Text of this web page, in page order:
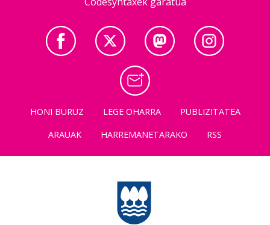
HONI BURUZ LEGE OHARRA
PUBLIZITATEA
ARAUAK
HARREMANETARAKO RSS